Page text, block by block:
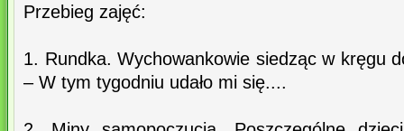
Przebieg zajęć:
1. Rundka. Wychowankowie siedząc w kręgu
– W tym tygodniu udało mi się....